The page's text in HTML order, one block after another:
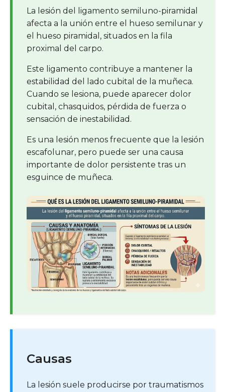
La lesión del ligamento semiluno-piramidal
afecta a la unión entre el hueso semilunar y
el hueso piramidal, situados en la fila
proximal del carpo.
Este ligamento contribuye a mantener la
estabilidad del lado cubital de la muñeca.
Cuando se lesiona, puede aparecer dolor
cubital, chasquidos, pérdida de fuerza o
sensación de inestabilidad.
Es una lesión menos frecuente que la lesión
escafolunar, pero puede ser una causa
importante de dolor persistente tras un
esguince de muñeca.
Causas
La lesión suele producirse por traumatismos